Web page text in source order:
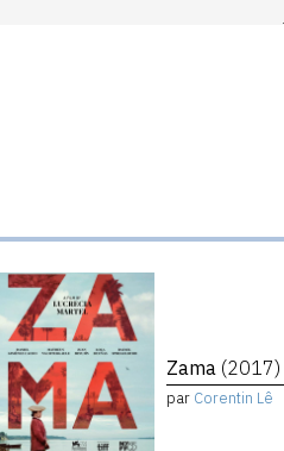
Zama (2017)
par Corentin Lê